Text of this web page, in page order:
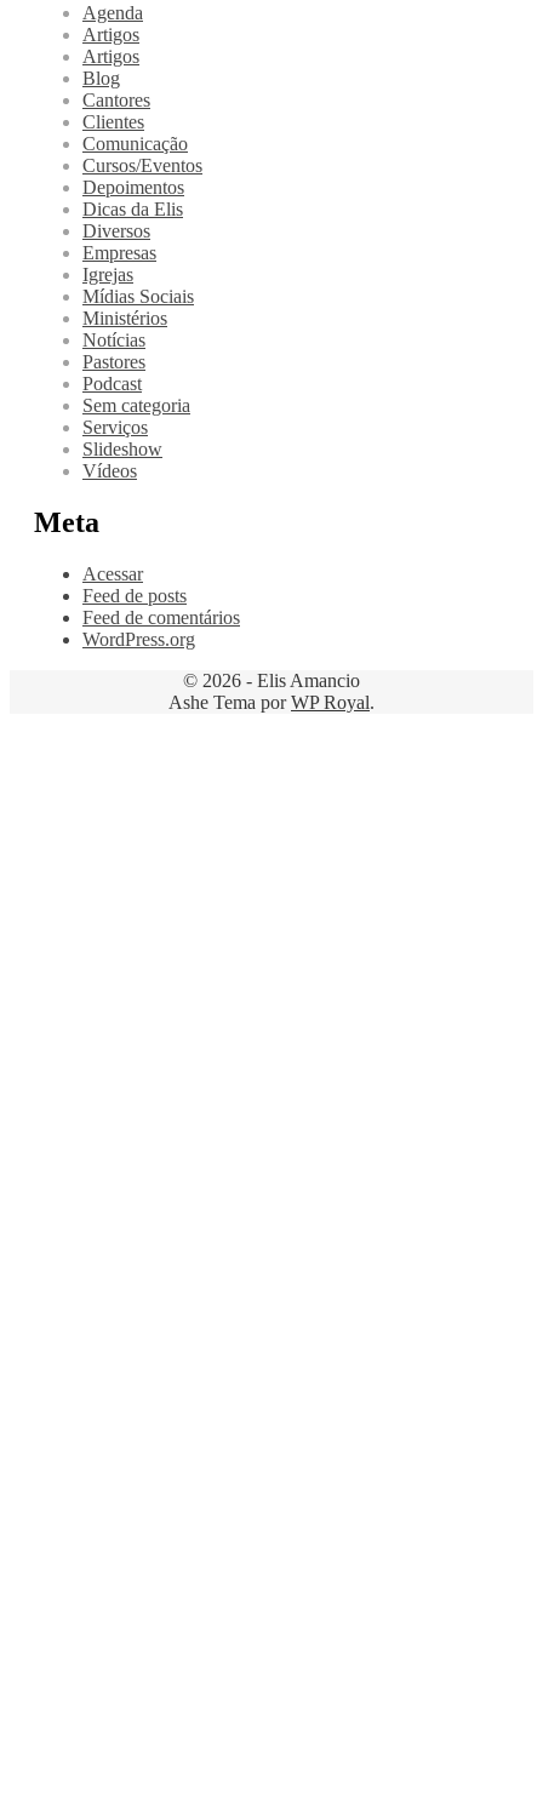
Agenda
Artigos
Artigos
Blog
Cantores
Clientes
Comunicação
Cursos/Eventos
Depoimentos
Dicas da Elis
Diversos
Empresas
Igrejas
Mídias Sociais
Ministérios
Notícias
Pastores
Podcast
Sem categoria
Serviços
Slideshow
Vídeos
Meta
Acessar
Feed de posts
Feed de comentários
WordPress.org
© 2026 - Elis Amancio
Ashe Tema porWP Royal.